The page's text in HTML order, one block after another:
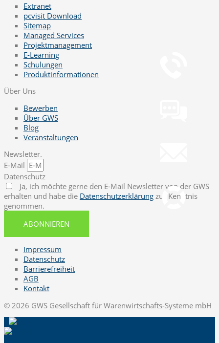
Extranet
pcvisit Download
Sitemap
Managed Services
Projektmanagement
E-Learning
Schulungen
Produktinformationen
Über Uns
Bewerben
Über GWS
Blog
Veranstaltungen
Newsletter.
E-Mail
Datenschutz
Ja, ich möchte gerne den E-Mail Newsletter von der GWS
erhalten und habe die Datenschutzerklärung zur Kenntnis
genommen.
ABONNIEREN
Impressum
Datenschutz
Barrierefreiheit
AGB
Kontakt
© 2026 GWS Gesellschaft für Warenwirtschafts-Systeme mbH